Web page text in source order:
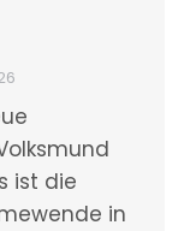
ist die
in